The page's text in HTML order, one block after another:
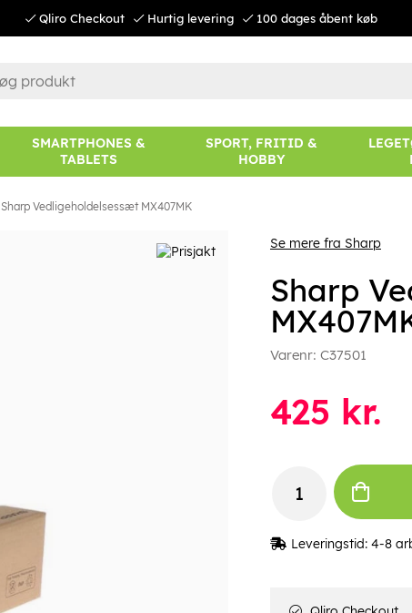
Qliro Checkout Hurtig levering 100 dages åbent køb
SMARTPHONES &
TABLETS
SPORT, FRITID &
HOBBY
Sharp Vedligeholdelsessæt MX407MK
Se mere fra Sharp
Sharp
Varenr: C37501
425 kr.
Leveringstid: 4-8